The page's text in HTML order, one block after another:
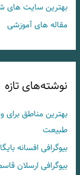
بهترین سایت های
مقاله های آموزشی
نوشته‌های تازه
بهترین مناطق برای
طبیعت
بیوگرافی افسانه
بیوگرافی ارسلان